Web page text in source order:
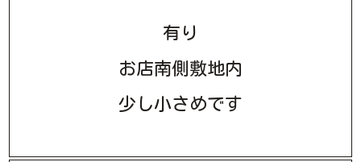
有り
お店南側敷地内
少し小さめです